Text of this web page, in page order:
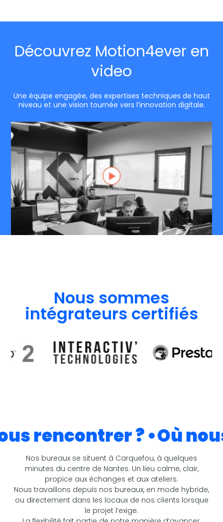
Découvrez Motion4ever en
video
Une équipe engagée, des expertises techniques de haut
niveau et une vision tournée vers l’innovation digitale.
Nous sommes
intégrateurs certifiés
rencontrer ? Où
Nos bureaux se situent à Carquefou, à quelques
minutes du centre de Nantes. Un lieu calme, clair,
propice aux échanges et aux ateliers.
Nous travaillons depuis nos bureaux, en mode hybride,
ou directement dans les locaux de nos clients lorsque
le projet l’exige.